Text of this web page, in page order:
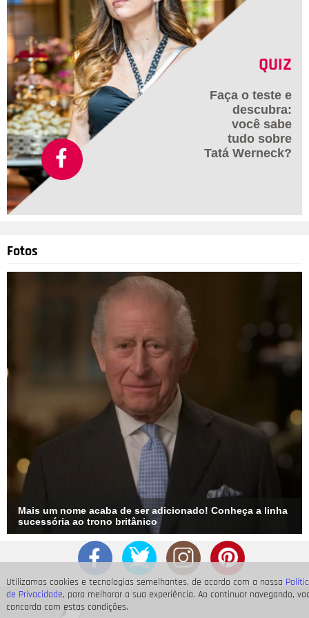
Utilizamos cookies e tecnologias semelhantes, de acordo com a nossa
de Privacidade, para melhorar a sua experiência. Ao continuar navegando,
concorda com estas condições.
4/51
Anteriormente, Aline posou exibindo o barrigão de grávida e
mostrando expectativa para o nascimento da primeira filha
com o marido, o jogador de futebol Rafael Longuine.
Sequência de uma família ansiosa na contagem regressiva!
Amo vocês. Sophia tá chegando!, escreveu na legenda da
publicação em que posa com o marido, a mãe, o filho mais
velho, Manuel, e a nora, Ana Julia. Aline ganhou carinho e
beijos no barrigão, que mostrava o desenho 99% carregando.
QUIZ
Faça o teste e
descubra:
você sabe
tudo sobre
Tatá Werneck?
Fotos
Mais um nome acaba de ser adicionado! Conheça a linha
sucessória ao trono britânico